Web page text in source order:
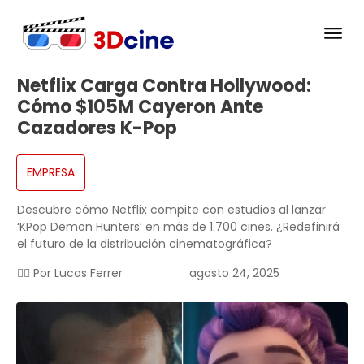
Netflix Carga Contra Hollywood:
Cómo $105M Cayeron Ante
Cazadores K-Pop
EMPRESA
Descubre cómo Netflix compite con estudios al lanzar
‘KPop Demon Hunters’ en más de 1.700 cines. ¿Redefinirá
el futuro de la distribución cinematográfica?
✍🏻 Por Lucas Ferrer agosto 24, 2025